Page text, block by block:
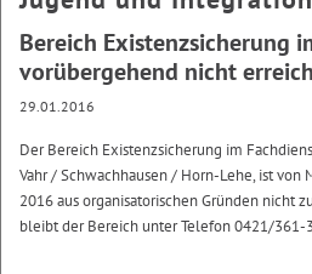
Bereich Existenzsicherung
vorübergehend nicht
29.01.2016
Der Bereich Existenzsicherung im
Vahr / Schwachhausen / Horn-Lehe, ist von
2016 aus organisatorischen Gründen nicht
bleibt der Bereich unter Telefon 0421/361-